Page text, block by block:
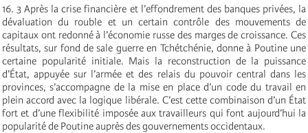
16. 3 Après la crise financière et l’effondrement des banques privées, la
dévaluation du rouble et un certain contrôle des mouvements de
capitaux ont redonné à l’économie russe des marges de croissance. Ces
résultats, sur fond de sale guerre en Tchétchénie, donne à Poutine une
certaine popularité initiale. Mais la reconstruction de la puissance
d’État, appuyée sur l’armée et des relais du pouvoir central dans les
provinces, s’accompagne de la mise en place d’un code du travail en
plein accord avec la logique libérale. C’est cette combinaison d’un État
fort et d’une flexibilité imposée aux travailleurs qui font aujourd’hui la
popularité de Poutine auprès des gouvernements occidentaux.